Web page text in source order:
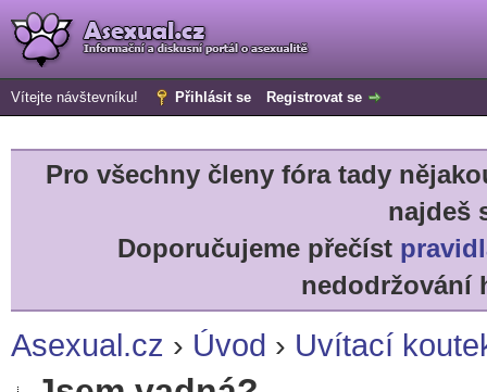
Vítejte návštevníku! Přihlásit se Registrovat se
Pro všechny členy fóra tady
najdeš
Doporučujeme přečíst
nedodržování
Asexual.cz › Úvod › Uvítací